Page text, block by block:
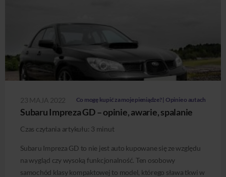
23 MAJA 2022 Co mogę kupić za moje pieniądze? | Opinie o autach
Subaru Impreza GD – opinie, awarie, spalanie
Czas czytania artykułu: 3 minut
Subaru Impreza GD to nie jest auto kupowane się ze względu
na wygląd czy wysoką funkcjonalność. Ten osobowy
samochód klasy kompaktowej to model, którego sława tkwi w